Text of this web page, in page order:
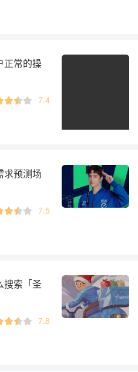
正常的操
7.4
求预测场
7.5
搜索「圣
7.8